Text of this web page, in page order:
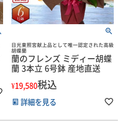
日光東照宮献上品として唯一認定された高級
胡蝶蘭
蘭のフレンズ ミディー胡蝶
蘭 3本立 6号鉢 産地直送
¥19,580税込
詳細を見る